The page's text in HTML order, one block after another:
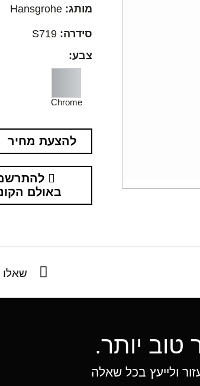
מותג:
סידרה:
צבע:
Chrome
להצעת מחיר
באולם
טוב יותר.
ולייעץ בכל שאלה